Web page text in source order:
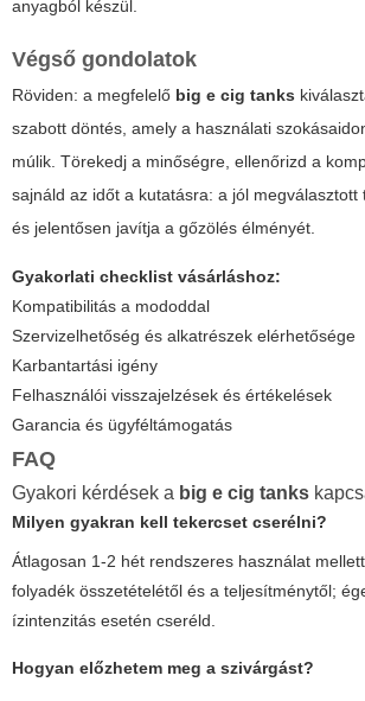
anyagból készül.
Végső gondolatok
Röviden: a megfelelő big e cig tanks
szabott döntés, amely a használati
múlik. Törekedj a minőségre, ellenőrizd a
sajnáld az időt a kutatásra: a jól megválasztott
és jelentősen javítja a gőzölés élményét.
Gyakorlati checklist vásárláshoz:
Kompatibilitás a mododdal
Szervizelhetőség és alkatrészek elérhetősége
Karbantartási igény
Felhasználói visszajelzések és értékelések
Garancia és ügyféltámogatás
FAQ
Gyakori kérdések a big e cig tanks
Milyen gyakran kell tekercset cserélni?
Átlagosan 1-2 hét rendszeres használat
folyadék összetételétől és a teljesítménytől;
ízintenzitás esetén cseréld.
Hogyan előzhetem meg a szivárgást?